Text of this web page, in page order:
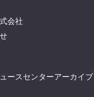
会社
ースセンターアーカイブ